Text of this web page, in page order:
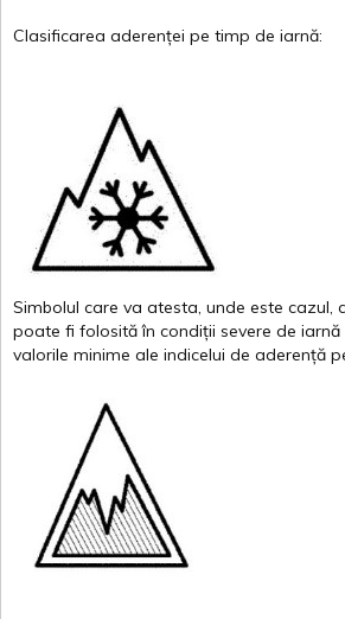
Clasificarea aderenței pe timp de iarnă:
Simbolul care va atesta, unde este cazul,
poate fi folosită în condiții severe de iarnă
valorile minime ale indicelui de aderență